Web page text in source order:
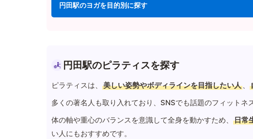
円田駅のヨガを目的別に探す
円田駅のピラティスを探す
ピラティスは、 美しい姿勢やボディラインを目指したい人 、
多くの著名人も取り入れており、SNSでも話題のフィットネ
体の軸や重心のバランスを意識して全身を動かすため、
日常
い人にもおすすめです。